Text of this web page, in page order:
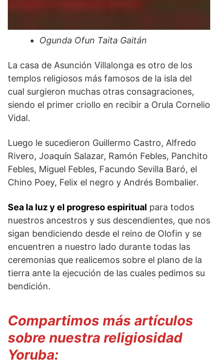
Ogunda Ofun Taita Gaitán
La casa de Asunción Villalonga es otro de los
templos religiosos más famosos de la isla del
cual surgieron muchas otras consagraciones,
siendo el primer criollo en recibir a Orula Cornelio
Vidal.
Luego le sucedieron Guillermo Castro, Alfredo
Rivero, Joaquín Salazar, Ramón Febles, Panchito
Febles, Miguel Febles, Facundo Sevilla Baró, el
Chino Poey, Felix el negro y Andrés Bombalier.
Sea la luz y el progreso espiritual para todos
nuestros ancestros y sus descendientes, que nos
sigan bendiciendo desde el reino de Olofin y se
encuentren a nuestro lado durante todas las
ceremonias que realicemos sobre el plano de la
tierra ante la ejecución de las cuales pedimos su
bendición.
Compartimos más artículos
sobre nuestra religiosidad
Yoruba: